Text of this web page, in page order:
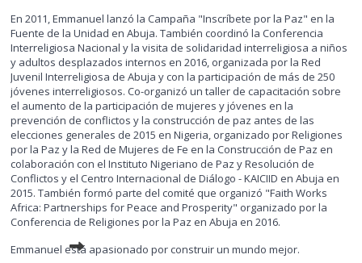
En 2011, Emmanuel lanzó la Campaña "Inscríbete por la Paz" en la
Fuente de la Unidad en Abuja. También coordinó la Conferencia
Interreligiosa Nacional y la visita de solidaridad interreligiosa a niños
y adultos desplazados internos en 2016, organizada por la Red
Juvenil Interreligiosa de Abuja y con la participación de más de 250
jóvenes interreligiosos. Co-organizó un taller de capacitación sobre
el aumento de la participación de mujeres y jóvenes en la
prevención de conflictos y la construcción de paz antes de las
elecciones generales de 2015 en Nigeria, organizado por Religiones
por la Paz y la Red de Mujeres de Fe en la Construcción de Paz en
colaboración con el Instituto Nigeriano de Paz y Resolución de
Conflictos y el Centro Internacional de Diálogo - KAICIID en Abuja en
2015. También formó parte del comité que organizó "Faith Works
Africa: Partnerships for Peace and Prosperity" organizado por la
Conferencia de Religiones por la Paz en Abuja en 2016.
Emmanuel está apasionado por construir un mundo mejor.